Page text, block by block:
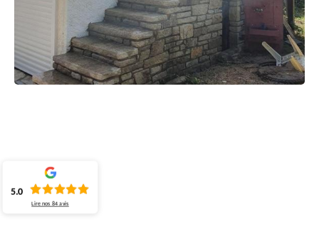
5.0
Lire nos84 avis